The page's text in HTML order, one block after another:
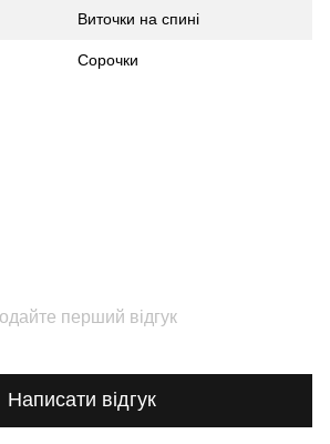
Виточки на спині
Сорочки
перший відгук
Написати відгук